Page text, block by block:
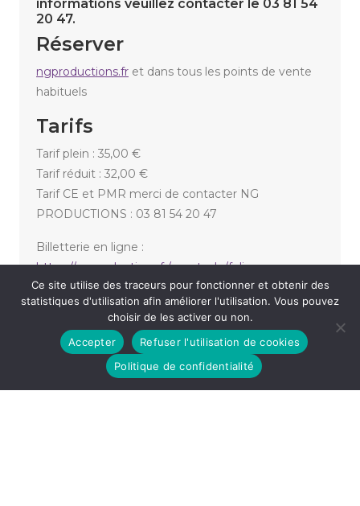
informations veuillez contacter le 03 81 54
20 47.
Réserver
ngproductions.fr et dans tous les points de vente
habituels
Tarifs
Tarif plein : 35,00 €
Tarif réduit : 32,00 €
Tarif CE et PMR merci de contacter NG
PRODUCTIONS : 03 81 54 20 47
Billetterie en ligne :
https://ngproductions.fr/spectacle/felix-
dhjan/667be68486c3a/
LIANE FOLY – Son nouveau one woman show
NORA HAMZAWI
Ce site utilise des traceurs pour fonctionner et obtenir des
statistiques d'utilisation afin améliorer l'utilisation. Vous pouvez
choisir de les activer ou non.
Accepter
Refuser l'utilisation de cookies
Politique de confidentialité